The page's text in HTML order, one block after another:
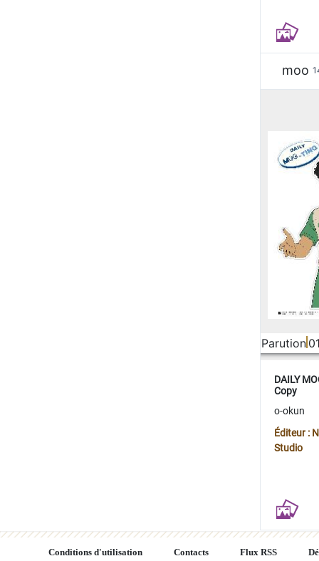
moo
Parution
DAILY
Copy
o-okun
Éditeur :
Studio
Conditions d'utilisation Contacts Flux RSS